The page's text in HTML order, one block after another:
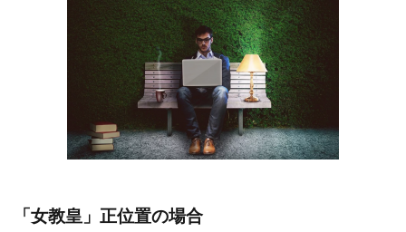
「女教皇」正位置の場合